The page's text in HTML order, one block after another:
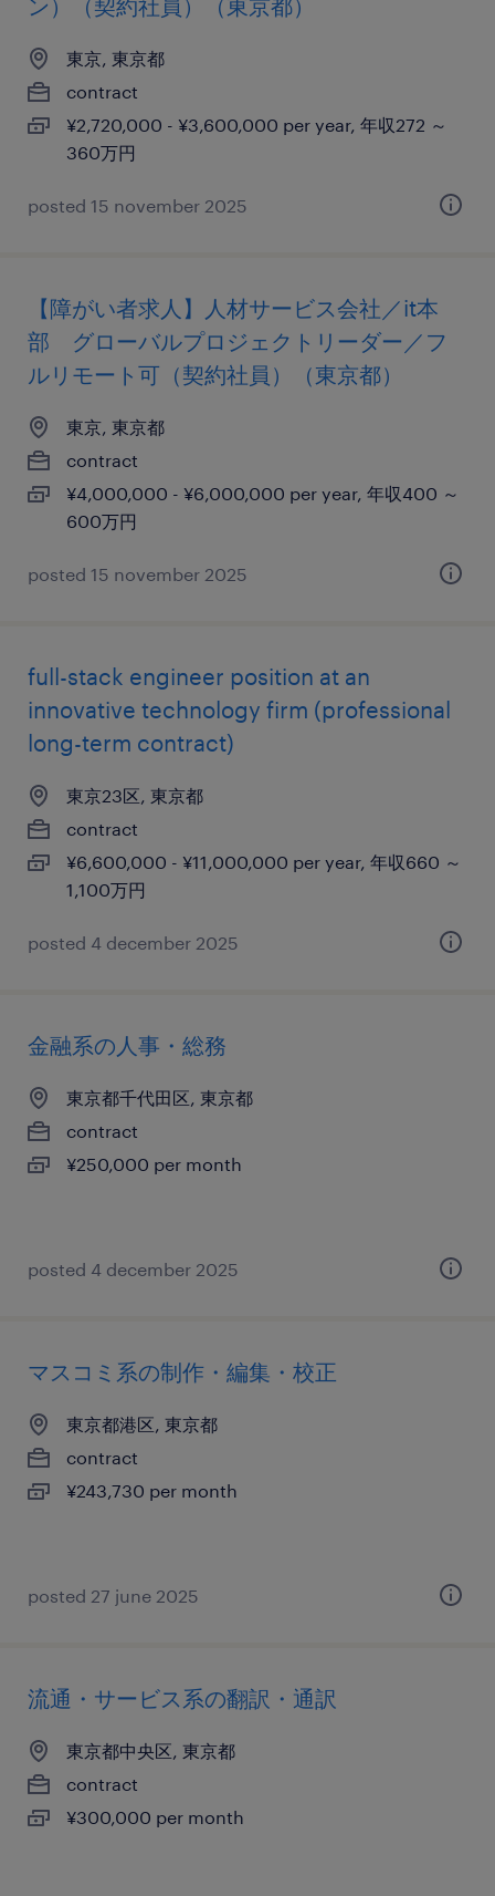
ン）（契約社員）（東京都）
東京, 東京都
contract
¥2,720,000 - ¥3,600,000 per year, 年収272 ～
360万円
posted 15 november 2025
【障がい者求人】人材サービス会社／it本
部 グローバルプロジェクトリーダー／フ
ルリモート可（契約社員）（東京都）
東京, 東京都
contract
¥4,000,000 - ¥6,000,000 per year, 年収400 ～
600万円
posted 15 november 2025
full-stack engineer position at an
innovative technology firm (professional
long-term contract)
東京23区, 東京都
contract
¥6,600,000 - ¥11,000,000 per year, 年収660 ～
1,100万円
posted 4 december 2025
金融系の人事・総務
東京都千代田区, 東京都
contract
¥250,000 per month
posted 4 december 2025
マスコミ系の制作・編集・校正
東京都港区, 東京都
contract
¥243,730 per month
posted 27 june 2025
流通・サービス系の翻訳・通訳
東京都中央区, 東京都
contract
¥300,000 per month